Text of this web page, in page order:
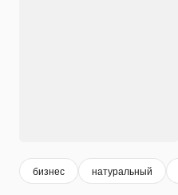
бизнес натуральный